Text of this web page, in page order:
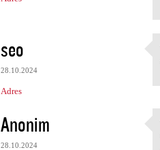
seo
28.10.2024
Adres
Anonim
28.10.2024